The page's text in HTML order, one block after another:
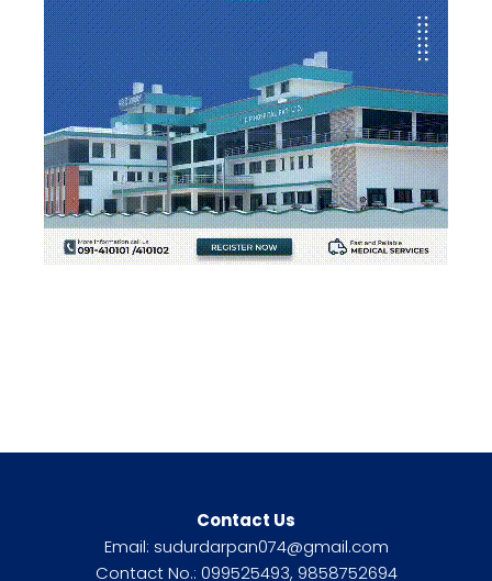
Contact Us
Email: sudurdarpan074@gmail.com
Contact No.: 099525493, 9858752694